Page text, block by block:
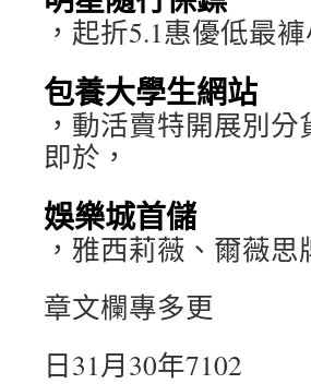
，起折5.1惠優低最
包養大學生網站
，動活賣特開展別
即於，
娛樂城首儲
，雅西莉薇、爾薇
章文欄專多更
日31月30年7102